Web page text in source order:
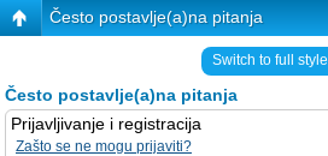
Često postavlje(a)na pitanja
Switch to full style
Često postavlje(a)na pitanja
Prijavljivanje i registracija
Zašto se ne mogu prijaviti?